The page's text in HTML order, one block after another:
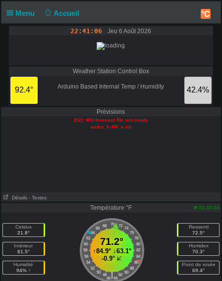
Menu Accueil °C
22:41:06 Jeu 6 Août 2026
Weather Station Control Box
92.4° 42.4%
Arduino Based Internal Temp / Humidity
Prévisions
(52): WU forecast file not ready
wufct_fr-FR_e.txt
Détails - Textes
Température °F 22:40:24
Celsius
21.8°
Intérieur
81.5°
Humidité
94% ↑
70
68 72
66
74
64
76
62
78
60
80
58
82
56
84
54
86
52
88
50
90
48 92
|
46 94
71.2°
↑84.9°↓63.1°
-0.9°
Ressenti
72.5°
Humidex
70.3°
Point de rosée
69.4°